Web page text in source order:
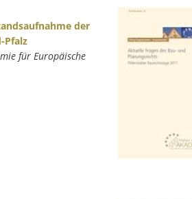
der
Pfalz
für Europäische